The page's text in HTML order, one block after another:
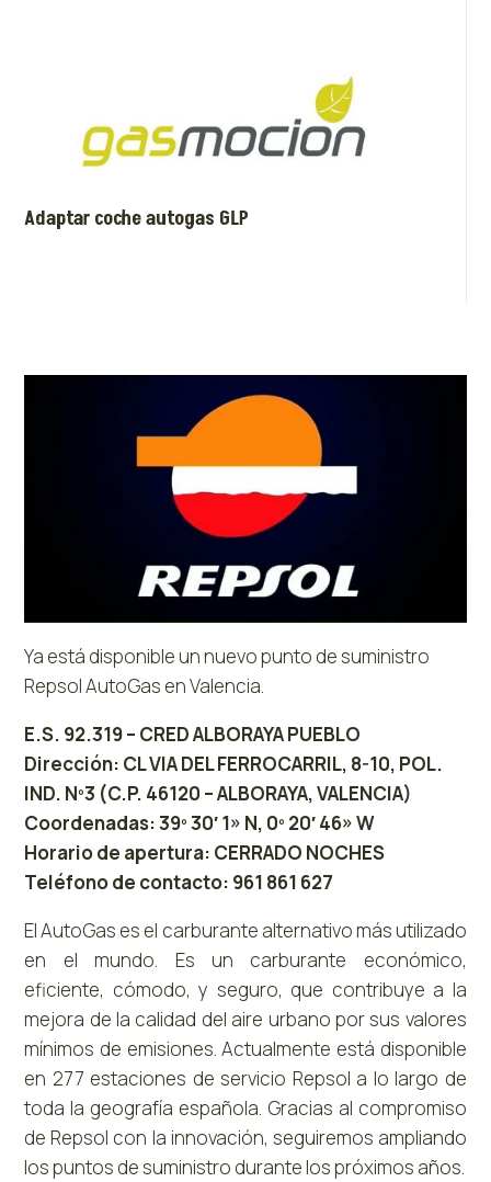
Adaptar coche autogas GLP
Ya está disponible un nuevo punto de suministro
Repsol AutoGas en Valencia.
E.S. 92.319 – CRED ALBORAYA PUEBLO
Dirección: CL VIA DEL FERROCARRIL, 8-10, POL.
IND. Nº3 (C.P. 46120 – ALBORAYA, VALENCIA)
Coordenadas: 39º 30′ 1» N, 0º 20′ 46» W
Horario de apertura: CERRADO NOCHES
Teléfono de contacto: 961 861 627
El AutoGas es el carburante alternativo más utilizado
en el mundo. Es un carburante económico,
eficiente, cómodo, y seguro, que contribuye a la
mejora de la calidad del aire urbano por sus valores
mínimos de emisiones. Actualmente está disponible
en 277 estaciones de servicio Repsol a lo largo de
toda la geografía española. Gracias al compromiso
de Repsol con la innovación, seguiremos ampliando
los puntos de suministro durante los próximos años.